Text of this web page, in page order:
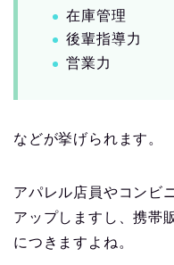
在庫管理
後輩指導力
営業力
などが挙げられます。
アパレル店員やコンビ
アップしますし、携帯
につきますよね。